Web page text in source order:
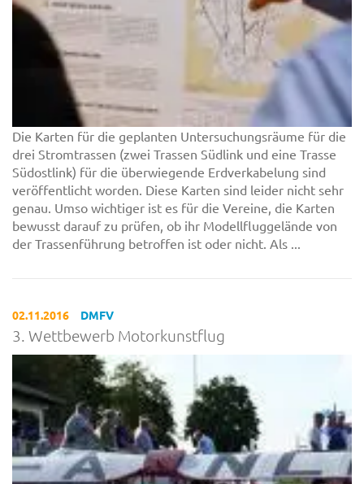
Die Karten für die geplanten Untersuchungsräume für die
drei Stromtrassen (zwei Trassen Südlink und eine Trasse
Südostlink) für die überwiegende Erdverkabelung sind
veröffentlicht worden. Diese Karten sind leider nicht sehr
genau. Umso wichtiger ist es für die Vereine, die Karten
bewusst darauf zu prüfen, ob ihr Modellfluggelände von
der Trassenführung betroffen ist oder nicht. Als ...
02.11.2016 DMFV
3. Wettbewerb Motorkunstflug